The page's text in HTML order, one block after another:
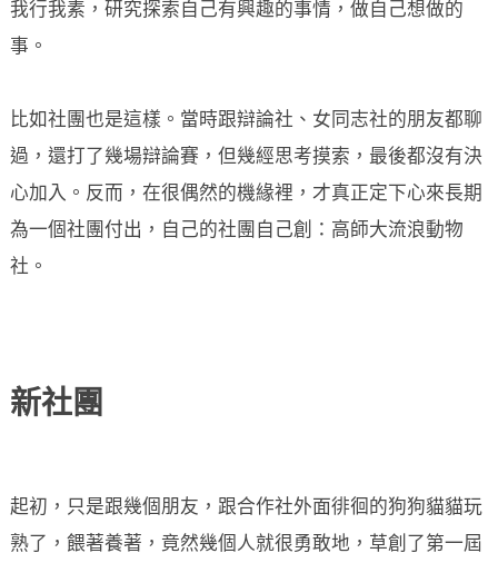
我行我素，研究探索自己有興趣的事情，做自己想做的
事。
比如社團也是這樣。當時跟辯論社、女同志社的朋友都聊
過，還打了幾場辯論賽，但幾經思考摸索，最後都沒有決
心加入。反而，在很偶然的機緣裡，才真正定下心來長期
為一個社團付出，自己的社團自己創：高師大流浪動物
社。
新社團
起初，只是跟幾個朋友，跟合作社外面徘徊的狗狗貓貓玩
熟了，餵著養著，竟然幾個人就很勇敢地，草創了第一屆